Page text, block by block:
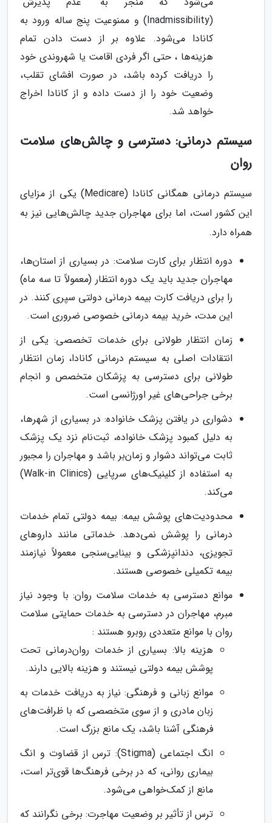
(Inadmissibility) و ممنوعیت پنج ساله ورود به
کانادا می‌شود. علاوه بر از دست دادن تمام
هزینه‌ها ، حتی اگر فردی اقامت یا شهروندی خود
را دریافت کرده باشد، در صورت افشای تقلب،
وضعیت خود را از دست داده و از کانادا اخراج
خواهد شد.
سیستم درمانی: دسترسی و چالش‌های سلامت
روان
سیستم درمانی همگانی کانادا (Medicare) یکی از مزایای
این کشور است، اما برای مهاجران جدید چالش‌هایی نیز به
همراه دارد.
دوره انتظار برای کارت سلامت: در بسیاری از استان‌ها،
مهاجران جدید باید یک دوره انتظار (معمولاً تا سه ماه)
را برای دریافت کارت بیمه درمانی دولتی سپری کنند. در
این مدت، خرید بیمه درمانی خصوصی ضروری است.
زمان انتظار طولانی برای خدمات تخصصی: یکی از
انتقادات اصلی به سیستم درمانی کانادا، زمان انتظار
طولانی برای دسترسی به پزشکان متخصص و انجام
برخی جراحی‌های غیر اورژانسی است.
دشواری در یافتن پزشک خانواده: در بسیاری از شهرها،
به دلیل کمبود پزشک خانواده، ثبت‌نام نزد یک پزشک
ثابت می‌تواند دشوار و زمان‌بر باشد و مهاجران را مجبور
به استفاده از کلینیک‌های سرپایی (Walk-in Clinics)
می‌کند.
محدودیت‌های پوشش بیمه: بیمه دولتی تمام خدمات
درمانی را پوشش نمی‌دهد. خدماتی مانند داروهای
تجویزی، دندانپزشکی و بینایی‌سنجی معمولاً نیازمند
بیمه تکمیلی خصوصی هستند.
موانع دسترسی به خدمات سلامت روان: با وجود نیاز
مبرم، مهاجران در دسترسی به خدمات حمایتی سلامت
روان با موانع متعددی روبرو هستند :
هزینه بالا: بسیاری از خدمات روان‌درمانی تحت
پوشش بیمه دولتی نیستند و هزینه بالایی دارند.
موانع زبانی و فرهنگی: نیاز به دریافت خدمات به
زبان مادری و از سوی متخصصی که با ظرافت‌های
فرهنگی آشنا باشد، یک مانع بزرگ است.
انگ اجتماعی (Stigma): ترس از قضاوت و انگ
بیماری روانی، که در برخی فرهنگ‌ها قوی‌تر است،
مانع از کمک‌خواهی می‌شود.
ترس از تأثیر بر وضعیت مهاجرت: برخی نگرانند که